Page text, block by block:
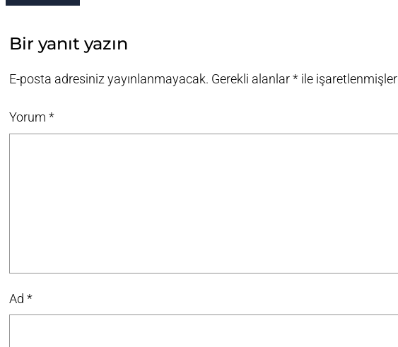
Bir yanıt yazın
E-posta adresiniz yayınlanmayacak. Gerekli alanlar* ile
Yorum *
Ad *